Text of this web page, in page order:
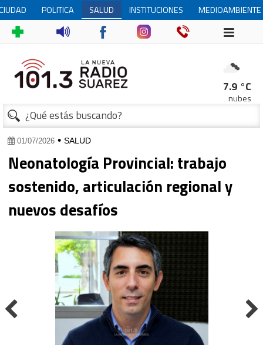
POLITICA SALUD INSTITUCIONES MEDIOAMBIENTE
7.9 °C
nubes
01/07/2026• SALUD
Neonatología Provincial: trabajo
sostenido, articulación regional y
nuevos desafíos